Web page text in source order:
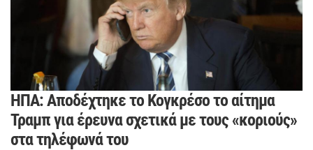
ΗΠΑ: Αποδέχτηκε το Κογκρέσο το αίτημα
Τραμπ για έρευνα σχετικά με τους «κοριούς»
στα τηλέφωνά του